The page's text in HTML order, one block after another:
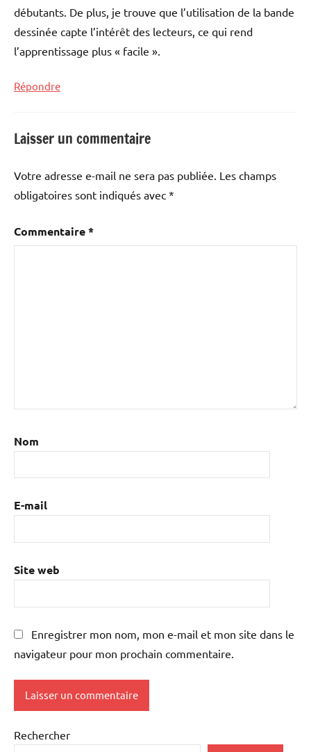
débutants. De plus, je trouve que l’utilisation de la bande
dessinée capte l’intérêt des lecteurs, ce qui rend
l’apprentissage plus « facile ».
Répondre
Laisser un commentaire
Votre adresse e-mail ne sera pas publiée. Les champs
obligatoires sont indiqués avec *
Commentaire*
Nom
E-mail
Site web
Enregistrer mon nom, mon e-mail et mon site dans le
navigateur pour mon prochain commentaire.
Rechercher